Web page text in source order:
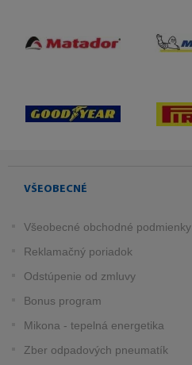
VŠEOBECNÉ
Všeobecné obchodné podmienky
Reklamačný poriadok
Odstúpenie od zmluvy
Bonus program
Mikona - tepelná energetika
Zber odpadových pneumatík